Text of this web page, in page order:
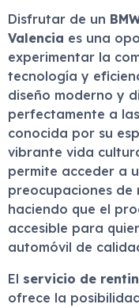
Disfrutar de un
Valencia es una
experimentar la
tecnología y
diseño moderno y
perfectamente a
conocida por su
vibrante vida
permite acceder a
preocupaciones de
haciendo que el
accesible para
automóvil de
El servicio de
ofrece la